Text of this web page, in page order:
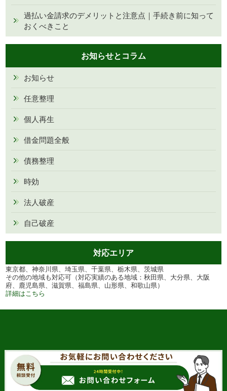
過払い金請求のデメリットと注意点｜手続き前に知って
おくべきこと
お知らせとコラム
お知らせ
任意整理
個人再生
借金問題全般
債務整理
時効
法人破産
自己破産
対応エリア
東京都、神奈川県、埼玉県、千葉県、栃木県、茨城県
その他の地域も対応可（対応実績のある地域：秋田県、大分県、大阪
府、鹿児島県、滋賀県、福島県、山形県、和歌山県）
詳細はこちら